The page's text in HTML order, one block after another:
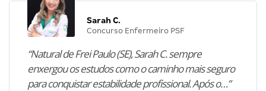
Sarah C.
Concurso Enfermeiro PSF
“Natural de Frei Paulo (SE), Sarah C. sempre
enxergou os estudos como o caminho mais seguro
para conquistar estabilidade profissional. Após o…”